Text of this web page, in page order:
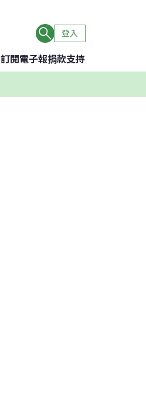
登入
訂閱電子報捐款支持